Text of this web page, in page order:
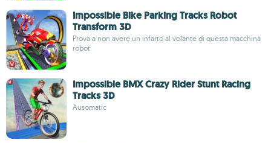
Impossible Bike Parking Tracks Robot
Transform 3D
Prova a non avere un infarto al volante di questa macchina
robot
Impossible BMX Crazy Rider Stunt Racing
Tracks 3D
Ausomatic